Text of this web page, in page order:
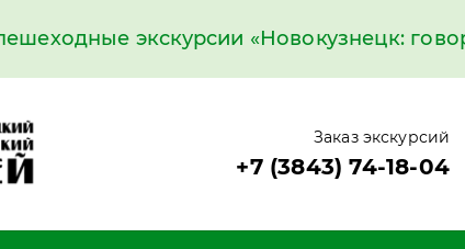
экскурсии «Новокузнецк:
Заказ экскурсий
+7 (3843) 74-18-04